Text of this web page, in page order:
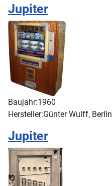
Jupiter
Baujahr:1960
Hersteller:Günter Wulff, Berlin
Jupiter